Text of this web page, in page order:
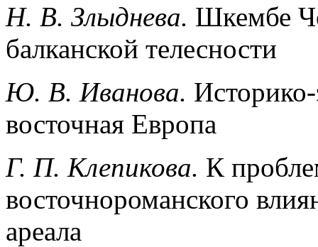
Н. В. Злыднева. Шкембе
балканской телесности
Ю. В. Иванова.
восточная Европа
Г. П. Клепикова. К
восточнороманского
ареала